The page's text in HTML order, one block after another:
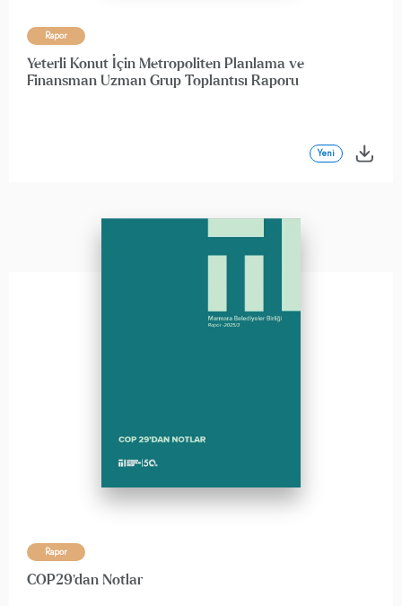
Rapor
Yeterli Konut İçin Metropoliten Planlama ve
Finansman Uzman Grup Toplantısı Raporu
Yeni
Rapor
COP29'dan Notlar